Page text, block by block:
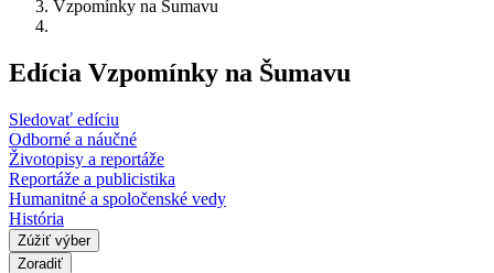
Vzpomínky na Šumavu
Edícia Vzpomínky na Šumavu
Sledovať edíciu
Odborné a náučné
Životopisy a reportáže
Reportáže a publicistika
Humanitné a spoločenské vedy
História
Zúžiť výber
Zoradiť